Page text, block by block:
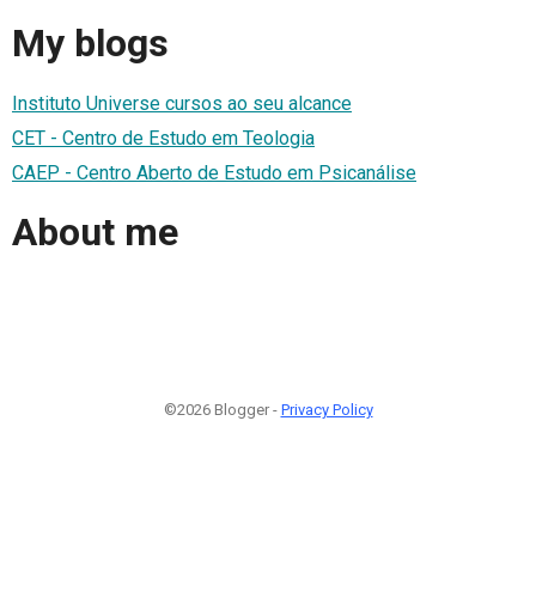
My blogs
Instituto Universe cursos ao seu alcance
CET - Centro de Estudo em Teologia
CAEP - Centro Aberto de Estudo em Psicanálise
About me
©2026 Blogger - Privacy Policy